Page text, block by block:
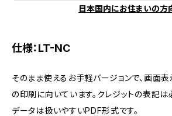
日本国内にお住まいの方
仕様：LT-NC
そのまま使えるお手軽バージョンで、画面
の印刷に向いています。クレジットの表記は
データは扱いやすいPDF形式です。